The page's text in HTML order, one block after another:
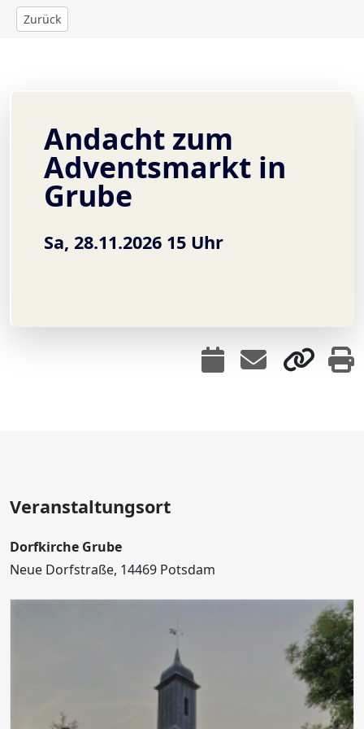
Zurück
Andacht zum
Adventsmarkt in
Grube
Sa, 28.11.2026 15 Uhr
Veranstaltungsort
Dorfkirche Grube
Neue Dorfstraße, 14469 Potsdam